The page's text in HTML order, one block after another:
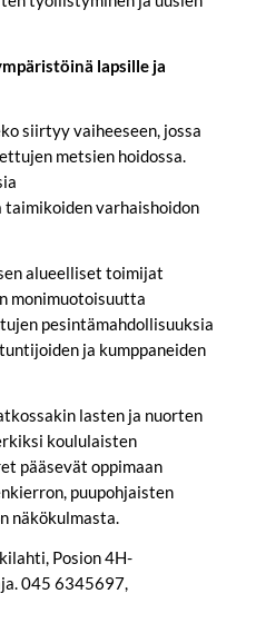
lapsille ja
siirtyy vaiheeseen, jossa
metsien hoidossa.
varhaishoidon
alueelliset toimijat
monimuotoisuutta
pesintämahdollisuuksia
ja kumppaneiden
lasten ja nuorten
koululaisten
pääsevät oppimaan
puupohjaisten
näkökulmasta.
Posion 4H-
045 6345697,